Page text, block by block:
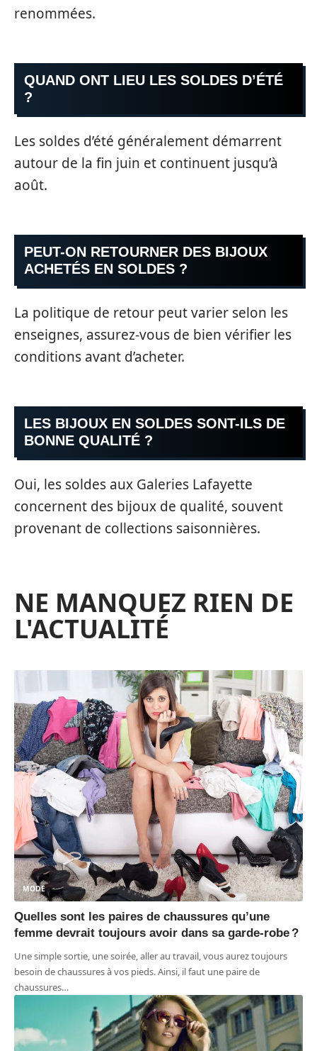
renommées.
QUAND ONT LIEU LES SOLDES D’ÉTÉ
?
Les soldes d’été généralement démarrent
autour de la fin juin et continuent jusqu’à
août.
PEUT-ON RETOURNER DES BIJOUX
ACHETÉS EN SOLDES ?
La politique de retour peut varier selon les
enseignes, assurez-vous de bien vérifier les
conditions avant d’acheter.
LES BIJOUX EN SOLDES SONT-ILS DE
BONNE QUALITÉ ?
Oui, les soldes aux Galeries Lafayette
concernent des bijoux de qualité, souvent
provenant de collections saisonnières.
NE MANQUEZ RIEN DE
L'ACTUALITÉ
MODE
Quelles sont les paires de chaussures qu’une
femme devrait toujours avoir dans sa garde-robe ?
Une simple sortie, une soirée, aller au travail, vous aurez toujours
besoin de chaussures à vos pieds. Ainsi, il faut une paire de
chaussures…